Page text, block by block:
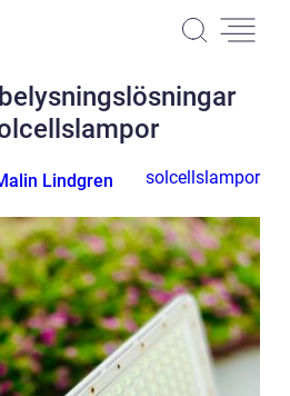
Lindgren solcellslampor